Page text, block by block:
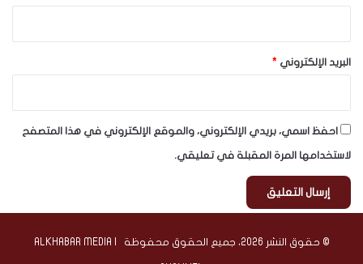
البريد الإلكتروني *
احفظ اسمي، بريدي الإلكتروني، والموقع الإلكتروني في هذا المتصفح
لاستخدامها المرة المقبلة في تعليقي.
© حقوق النشر 2026، جميع الحقوق محفوظة | ALKHABAR MEDIA